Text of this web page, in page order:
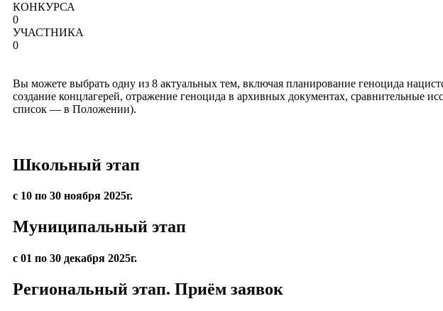
КОНКУРСА
0
УЧАСТНИКА
0
Вы можете выбрать одну из 8 актуальных тем, включая планирование геноцида
создание концлагерей, отражение геноцида в архивных документах, сравнительные
список — в Положении).
Школьный этап
c 10 по 30 ноября 2025г.
Муниципальный этап
с 01 по 30 декабря 2025г.
Региональный этап. Приём заявок